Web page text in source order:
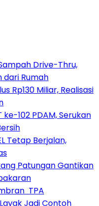
Drive-Thru,
dari Rumah
Rp130 Miliar, Realisasi
102 PDAM, Serukan
Tetap Berjalan,
Patungan Gantikan
TPA
Jadi Contoh